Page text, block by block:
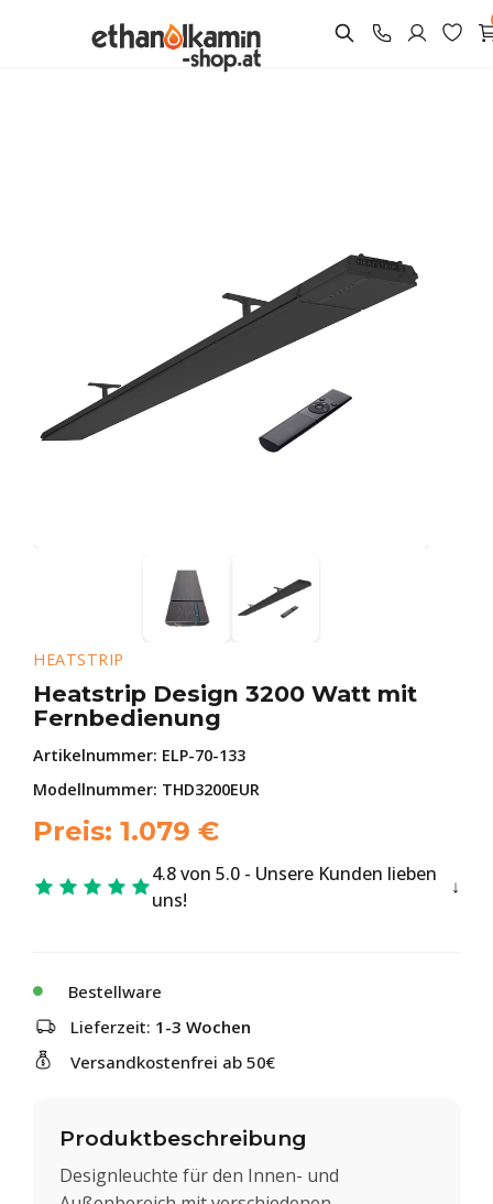
HEATSTRIP
Heatstrip Design 3200 Watt mit
Fernbedienung
Artikelnummer: ELP-70-133
Modellnummer: THD3200EUR
Preis: 1.079 €
4.8 von 5.0 - Unsere Kunden lieben
uns!
Bestellware
Lieferzeit: 1-3 Wochen
Versandkostenfrei ab 50€
Produktbeschreibung
Designleuchte für den Innen- und